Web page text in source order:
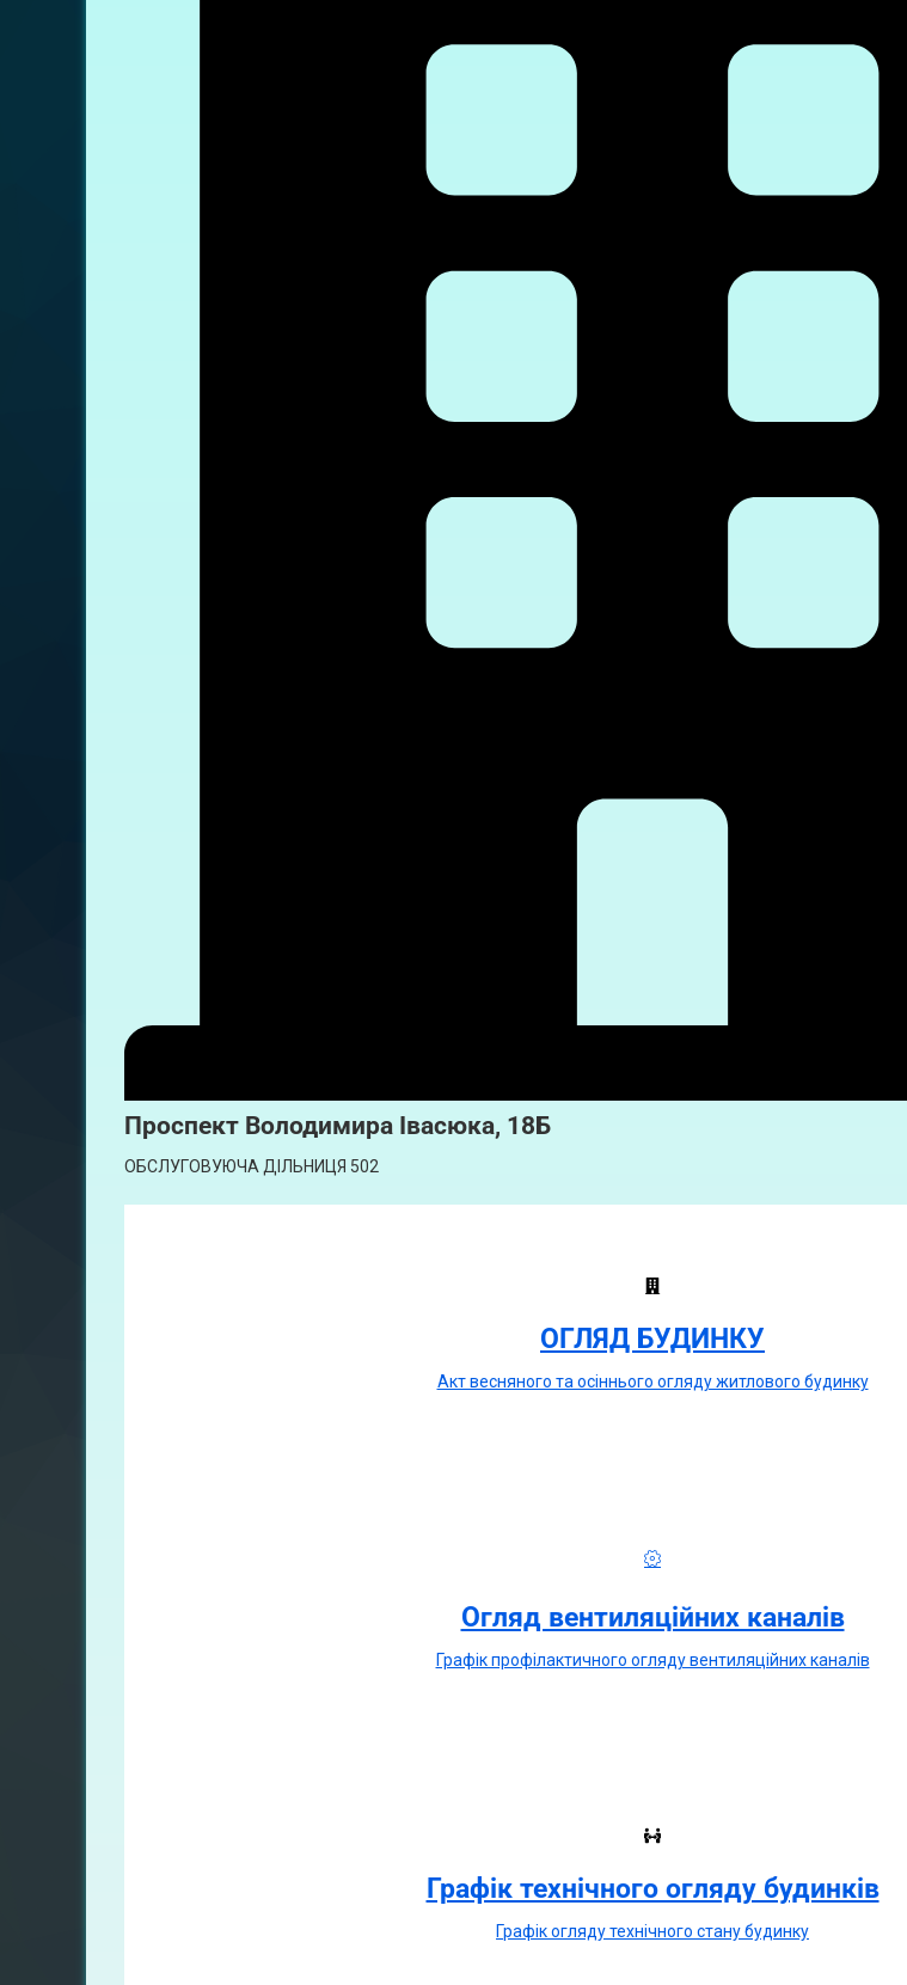
Проспект Володимира Івасюка, 18Б
ОБСЛУГОВУЮЧА ДІЛЬНИЦЯ 502
ОГЛЯД БУДИНКУ
Акт весняного та осіннього огляду житлового будинку
Огляд вентиляційних каналiв
Графiк профiлактичного огляду вентиляцiйних каналiв
Графік технічного огляду будинків
Графік огляду технічного стану будинку